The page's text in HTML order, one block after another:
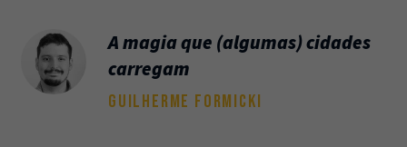
A magia que (algumas) cidades
carregam
GUILHERME FORMICKI